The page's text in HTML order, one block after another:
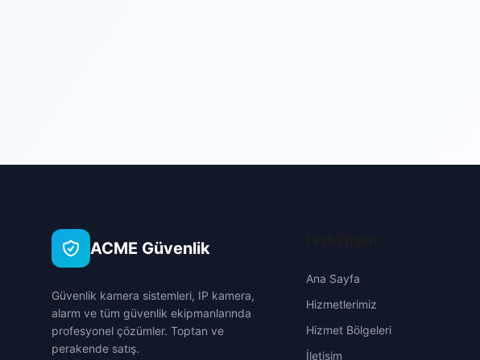
ACME Güvenlik
Güvenlik kamera sistemleri, IP kamera,
alarm ve tüm güvenlik ekipmanlarında
profesyonel çözümler. Toptan ve
perakende satış.
Ana Sayfa
Hizmetlerimiz
Hizmet Bölgeleri
İletişim